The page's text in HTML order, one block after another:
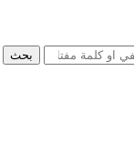
بحث